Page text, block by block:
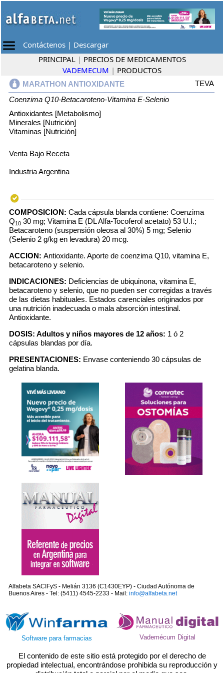
Contáctenos | Descargar
PRINCIPAL | PRECIOS DE MEDICAMENTOS
VADEMECUM | PRODUCTOS
MARATHON ANTIOXIDANTE
TEVA
Coenzima Q10-Betacaroteno-Vitamina E-Selenio
Antioxidantes [Metabolismo]
Minerales [Nutrición]
Vitaminas [Nutrición]
Venta Bajo Receta
Industria Argentina
COMPOSICION: Cada cápsula blanda contiene: Coenzima
Q10 30 mg; Vitamina E (DL Alfa-Tocoferol acetato) 53 U.I.;
Betacaroteno (suspensión oleosa al 30%) 5 mg; Selenio
(Selenio 2 g/kg en levadura) 20 mcg.
ACCION: Antioxidante. Aporte de coenzima Q10, vitamina E,
betacaroteno y selenio.
INDICACIONES: Deficiencias de ubiquinona, vitamina E,
betacaroteno y selenio, que no pueden ser corregidas a través
de las dietas habituales. Estados carenciales originados por
una nutrición inadecuada o mala absorción intestinal.
Antioxidante.
DOSIS: Adultos y niños mayores de 12 años: 1 ó 2
cápsulas blandas por día.
PRESENTACIONES: Envase conteniendo 30 cápsulas de
gelatina blanda.
Alfabeta SACIFyS - Melián 3136 (C1430EYP) - Ciudad Autónoma de
Buenos Aires - Tel: (5411) 4545-2233 - Mail: info@alfabeta.net
Software para farmacias Vademécum Digital
El contenido de este sitio está protegido por el derecho de
propiedad intelectual, encontrándose prohibida su reproducción y